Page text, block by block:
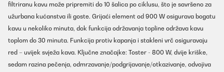
filtriranu kavu može pripremiti do 10 šalica po ciklusu, što je savršeno za
užurbana kućanstva ili goste. Grijaći element od 900 W osigurava bogatu
kavu u nekoliko minuta, dok funkcija održavanja topline održava kavu
toplom do 30 minuta. Funkcija protiv kapanja i stakleni vrč osiguravaju
red – uvijek svježa kava. Ključne značajke: Toster - 800 W, dvije kriške,
sedam razina pečenja, odmrzavanje/podgrijavanje/otkazivanje, odvojiva